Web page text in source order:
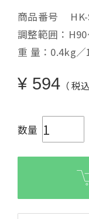
商品番号
調整範囲：
重 量：0.4kg／
¥ 594 税込